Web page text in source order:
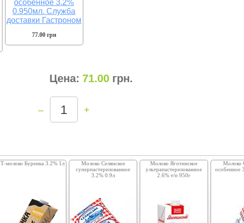
77.00 грн
Цена: 71.00 грн.
– +
Т-молоко Буренка 3.2% 1л
Молоко Селянское
суперпастеризованное
3.2% 0.9л
Молоко Яготинское
ультрапастеризованное
2.6% т/п 950г
Молоко
особенное